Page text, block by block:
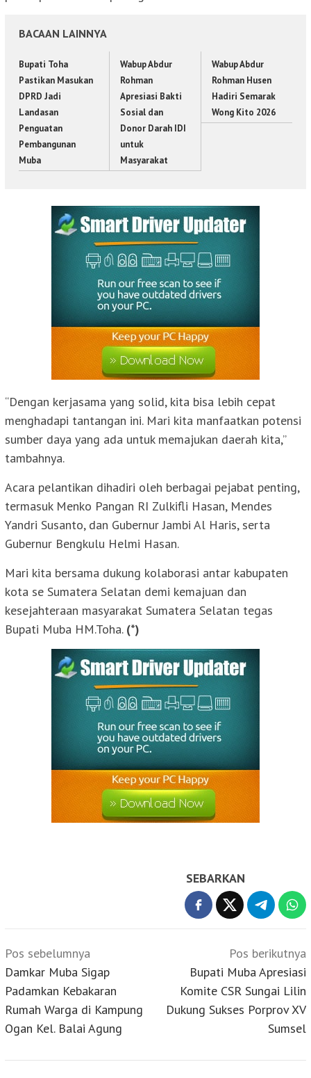
BACAAN LAINNYA
Bupati Toha
Pastikan Masukan
DPRD Jadi
Landasan
Penguatan
Pembangunan
Muba
Wabup Abdur
Rohman
Apresiasi Bakti
Sosial dan
Donor Darah IDI
untuk
Masyarakat
Wabup Abdur
Rohman Husen
Hadiri Semarak
Wong Kito 2026
“Dengan kerjasama yang solid, kita bisa lebih cepat
menghadapi tantangan ini. Mari kita manfaatkan potensi
sumber daya yang ada untuk memajukan daerah kita,”
tambahnya.
Acara pelantikan dihadiri oleh berbagai pejabat penting,
termasuk Menko Pangan RI Zulkifli Hasan, Mendes
Yandri Susanto, dan Gubernur Jambi Al Haris, serta
Gubernur Bengkulu Helmi Hasan.
Mari kita bersama dukung kolaborasi antar kabupaten
kota se Sumatera Selatan demi kemajuan dan
kesejahteraan masyarakat Sumatera Selatan tegas
Bupati Muba HM.Toha. (*)
SEBARKAN
Navigasi
pos
Pos sebelumnya
Damkar Muba Sigap
Padamkan Kebakaran
Rumah Warga di Kampung
Ogan Kel. Balai Agung
Pos berikutnya
Bupati Muba Apresiasi
Komite CSR Sungai Lilin
Dukung Sukses Porprov XV
Sumsel